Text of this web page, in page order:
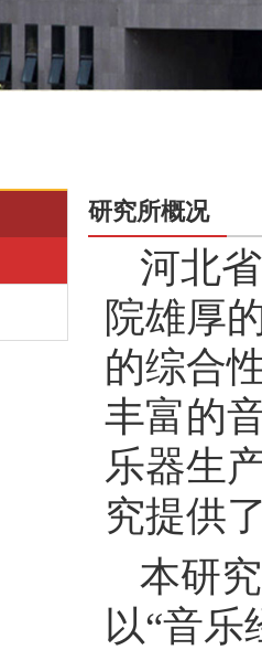
研究所概况
河北
院雄厚
的综合
丰富的
乐器生
究提供
本研
以“音